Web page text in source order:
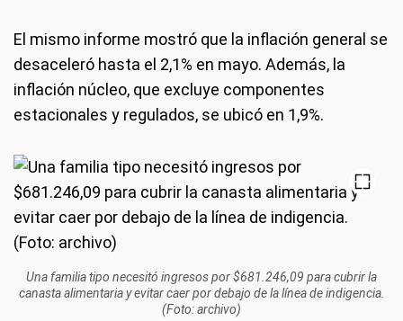
El mismo informe mostró que la inflación general se
desaceleró hasta el 2,1% en mayo. Además, la
inflación núcleo, que excluye componentes
estacionales y regulados, se ubicó en 1,9%.
Una familia tipo necesitó ingresos por $681.246,09 para cubrir la
canasta alimentaria y evitar caer por debajo de la línea de indigencia.
(Foto: archivo)